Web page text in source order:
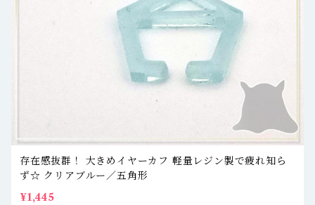
存在感抜群！ 大きめイヤーカフ 軽量レジン製で疲れ知ら
ず☆ クリアブルー／五角形
¥1,445